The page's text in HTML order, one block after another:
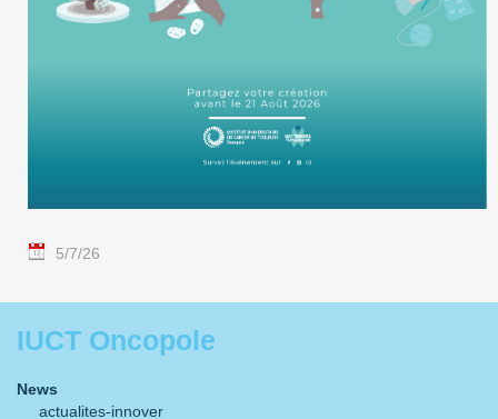
5/7/26
IUCT Oncopole
News
actualites-innover